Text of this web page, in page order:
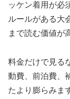
ッケン着用が必
ルールがある大
まで読む価値が
料金だけで見る
動費、前泊費、
たより膨らみま